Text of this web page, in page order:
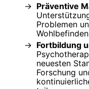
Präventive
Problemen
Fortbildung
neuesten
Forschung